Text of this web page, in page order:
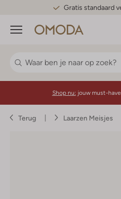
Gratis standaard
Menu
Shop nu: jouw must-
Terug Laarzen Meisjes